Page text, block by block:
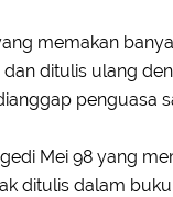
memakan
ditulis ulang
penguasa
Mei 98 yang
ditulis dalam